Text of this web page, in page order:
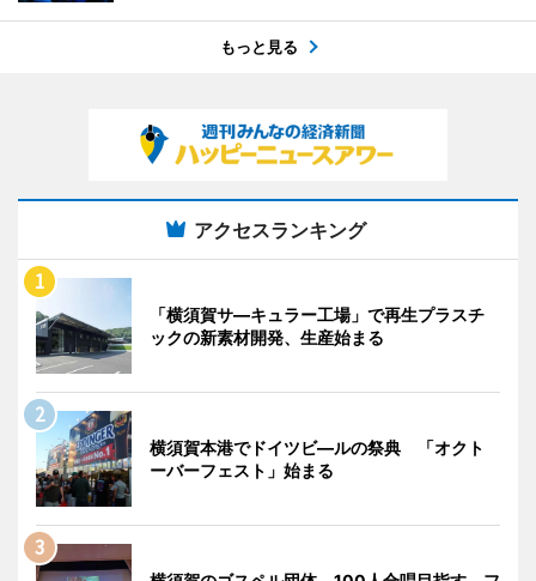
もっと見る
アクセスランキング
「横須賀サ―キュラー工場」で再生プラスチ
ックの新素材開発、生産始まる
横須賀本港でドイツビ―ルの祭典 「オクト
ーバーフェスト」始まる